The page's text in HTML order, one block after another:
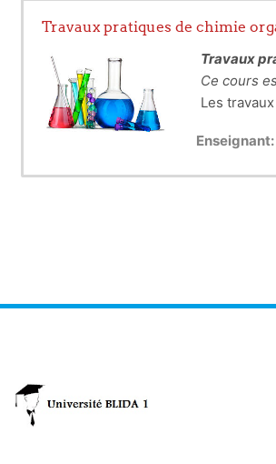
Travaux pratiques de chimie
Travaux
Ce cours
Les
molécules
Enseignant: